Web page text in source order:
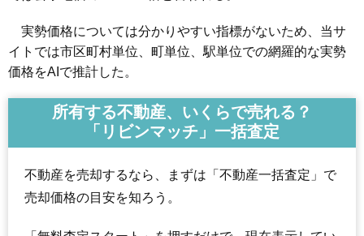
実勢価格については分かりやすい指標がないため、当サ
イトでは市区町村単位、町単位、駅単位での網羅的な実勢
価格をAIで推計した。
所有する不動産、いくらで売れる？
「リビンマッチ」一括査定
不動産を売却するなら、まずは「不動産一括査定」で
売却価格の目安を知ろう。